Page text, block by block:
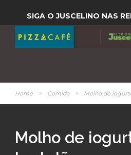
SIGA O JUSCELINO NAS
Home > Comida > Molho de
Molho de